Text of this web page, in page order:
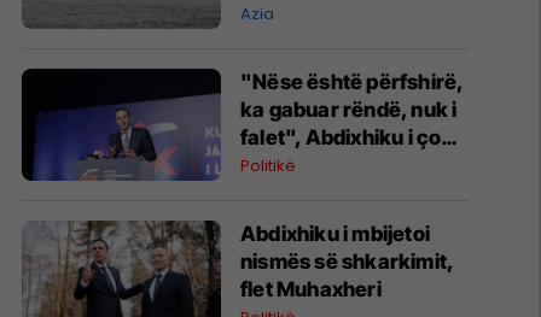
mbrojtjes detare të
Saudite
Azia
"Nëse është përfshirë,
ka gabuar rëndë, nuk i
falet", Abdixhiku i çon
“selam” Përparim
Politikë
Abdixhiku i mbijetoi
nismës së shkarkimit,
flet Muhaxheri